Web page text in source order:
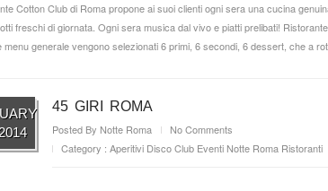
Cotton Club di Roma propone ai suoi clienti ogni sera una cucina
freschi di giornata. Ogni sera musica dal vivo e piatti prelibati!
menu generale vengono selezionati 6 primi, 6 secondi, 6 dessert, che a
45 GIRI ROMA
Posted By Notte Roma
No Comments
Category : Aperitivi Disco Club Eventi Notte Roma Ristoranti